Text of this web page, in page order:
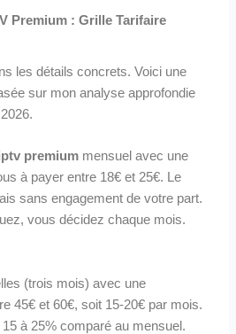
Premium : Grille Tarifaire
les détails concrets. Voici une
sur mon analyse approfondie
premium mensuel avec une
à payer entre 18€ et 25€. Le
sans engagement de votre part.
vous décidez chaque mois.
(trois mois) avec une
45€ et 60€, soit 15-20€ par mois.
à 25% comparé au mensuel.